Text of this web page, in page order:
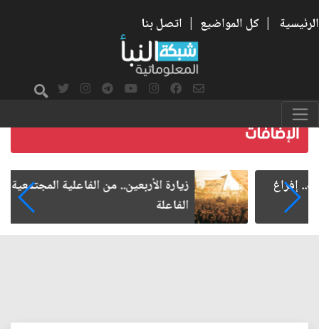
الرئيسية | كل المواضيع | اتصل بنا
زيارة الأربعين.. من الفاعلية المجتمعية إلى المواطنة
الفاعلة